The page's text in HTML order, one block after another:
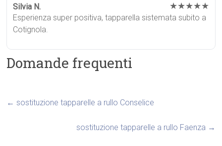
Silvia N. ★★★★★
Esperienza super positiva, tapparella sistemata subito a
Cotignola.
Domande frequenti
← sostituzione tapparelle a rullo Conselice
sostituzione tapparelle a rullo Faenza →